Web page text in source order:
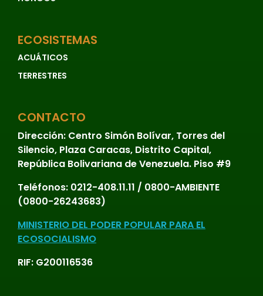
ECOSISTEMAS
ACUÁTICOS
TERRESTRES
CONTACTO
Dirección: Centro Simón Bolívar, Torres del
Silencio, Plaza Caracas, Distrito Capital,
República Bolivariana de Venezuela. Piso #9
Teléfonos: 0212-408.11.11 / 0800-AMBIENTE
(0800-26243683)
MINISTERIO DEL PODER POPULAR PARA EL
ECOSOCIALISMO
RIF: G200116536